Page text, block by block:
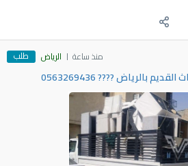
منذ ساعة الرياض طلب
بالرياض ???? 0563269436